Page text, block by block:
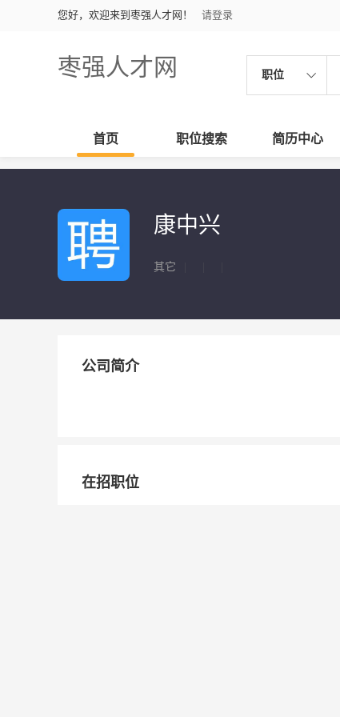
您好，欢迎来到枣强人才网！ 请登录
枣强人才网 职位
首页 职位搜索 简历中心
康中兴
其它
公司简介
在招职位